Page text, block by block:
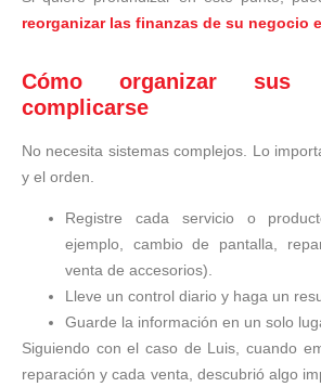
reorganizar las finanzas de su negocio
Cómo organizar sus
complicarse
No necesita sistemas complejos. Lo
y el orden.
Registre cada servicio o
ejemplo, cambio de pantalla,
venta de accesorios).
Lleve un control diario y haga un
Guarde la información en un solo
Siguiendo con el caso de Luis, cuando
reparación y cada venta, descubrió algo